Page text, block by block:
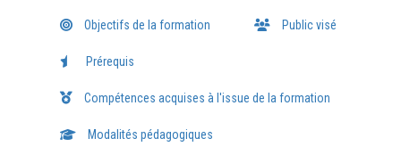
Objectifs de la formation Public visé
Prérequis
Compétences acquises à l'issue de la formation
Modalités pédagogiques